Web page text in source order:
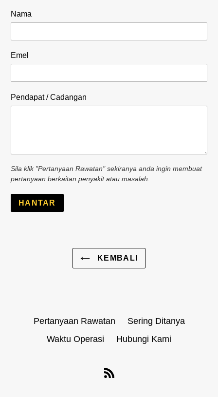
Nama
Emel
Pendapat / Cadangan
Sila klik "Pertanyaan Rawatan" sekiranya anda ingin membuat
pertanyaan berkaitan penyakit atau masalah.
KEMBALI
Pertanyaan Rawatan
Sering Ditanya
Waktu Operasi
Hubungi Kami